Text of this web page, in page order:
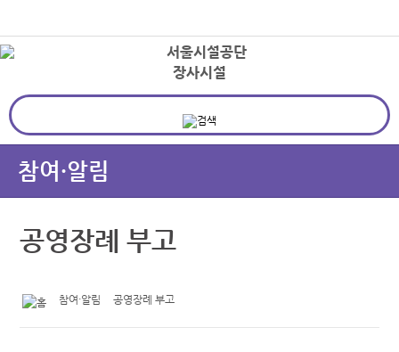
장사시설
참여·알림
공영장례 부고
참여·알림 공영장례 부고